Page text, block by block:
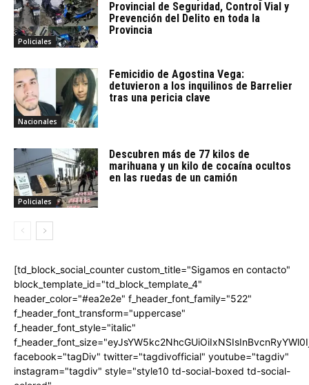
Policiales
Provincial de Seguridad, Control Vial y
Prevención del Delito en toda la
Provincia
Nacionales
Femicidio de Agostina Vega:
detuvieron a los inquilinos de Barrelier
tras una pericia clave
Policiales
Descubren más de 77 kilos de
marihuana y un kilo de cocaína ocultos
en las ruedas de un camión
[td_block_social_counter custom_title="Sigamos en contacto"
block_template_id="td_block_template_4"
header_color="#ea2e2e" f_header_font_family="522"
f_header_font_transform="uppercase"
f_header_font_style="italic"
facebook="tagDiv" twitter="tagdivofficial" youtube="tagdiv"
instagram="tagdiv" style="style10 td-social-boxed td-social-